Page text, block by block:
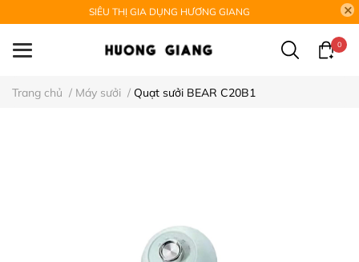
SIÊU THỊ GIA DỤNG HƯƠNG GIANG
0
Trang chủ / Máy sưởi / Quạt sưởi BEAR C20B1